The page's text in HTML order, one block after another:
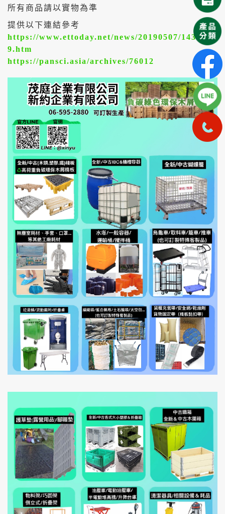
所有商品請以實物為準
提供以下連結參考
https://www.ettoday.net/news/20190507/143924
9.htm
https://pansci.asia/archives/76012